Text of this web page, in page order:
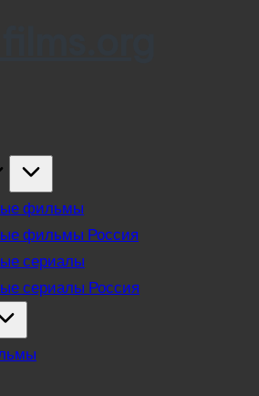
фильмы
фильмы Россия
сериалы
сериалы Россия